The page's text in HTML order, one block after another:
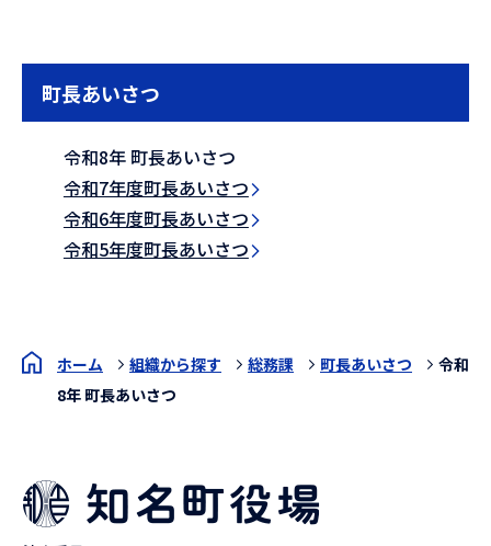
町長あいさつ
令和8年 町長あいさつ
令和7年度町長あいさつ
令和6年度町長あいさつ
令和5年度町長あいさつ
ホーム 組織から探す 総務課 町長あいさつ
令和
8年 町長あいさつ